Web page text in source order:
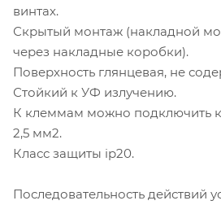
винтах.
Скрытый монтаж (накладной
через накладные коробки).
Поверхность глянцевая, не
Стойкий к УФ излучению.
К клеммам можно подключить
2,5 мм2.
Класс защиты ip20.
Последовательность действий